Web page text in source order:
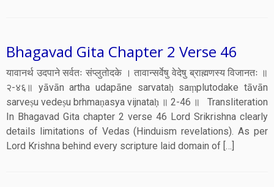
Bhagavad Gita Chapter 2 Verse 46
यावानर्थ उदपाने सर्वतः संप्लुतोदके । तावान्सर्वेषु वेदेषु ब्राह्मणस्य विजानतः ॥
२-४६॥ yāvān artha udapāne sarvataḥ saṃplutodake tāvān
sarveṣu vedeṣu brhmaṇasya vijnataḥ ॥ 2-46 ॥ Transliteration
In Bhagavad Gita chapter 2 verse 46 Lord Srikrishna clearly
details limitations of Vedas (Hinduism revelations). As per
Lord Krishna behind every scripture laid domain of […]